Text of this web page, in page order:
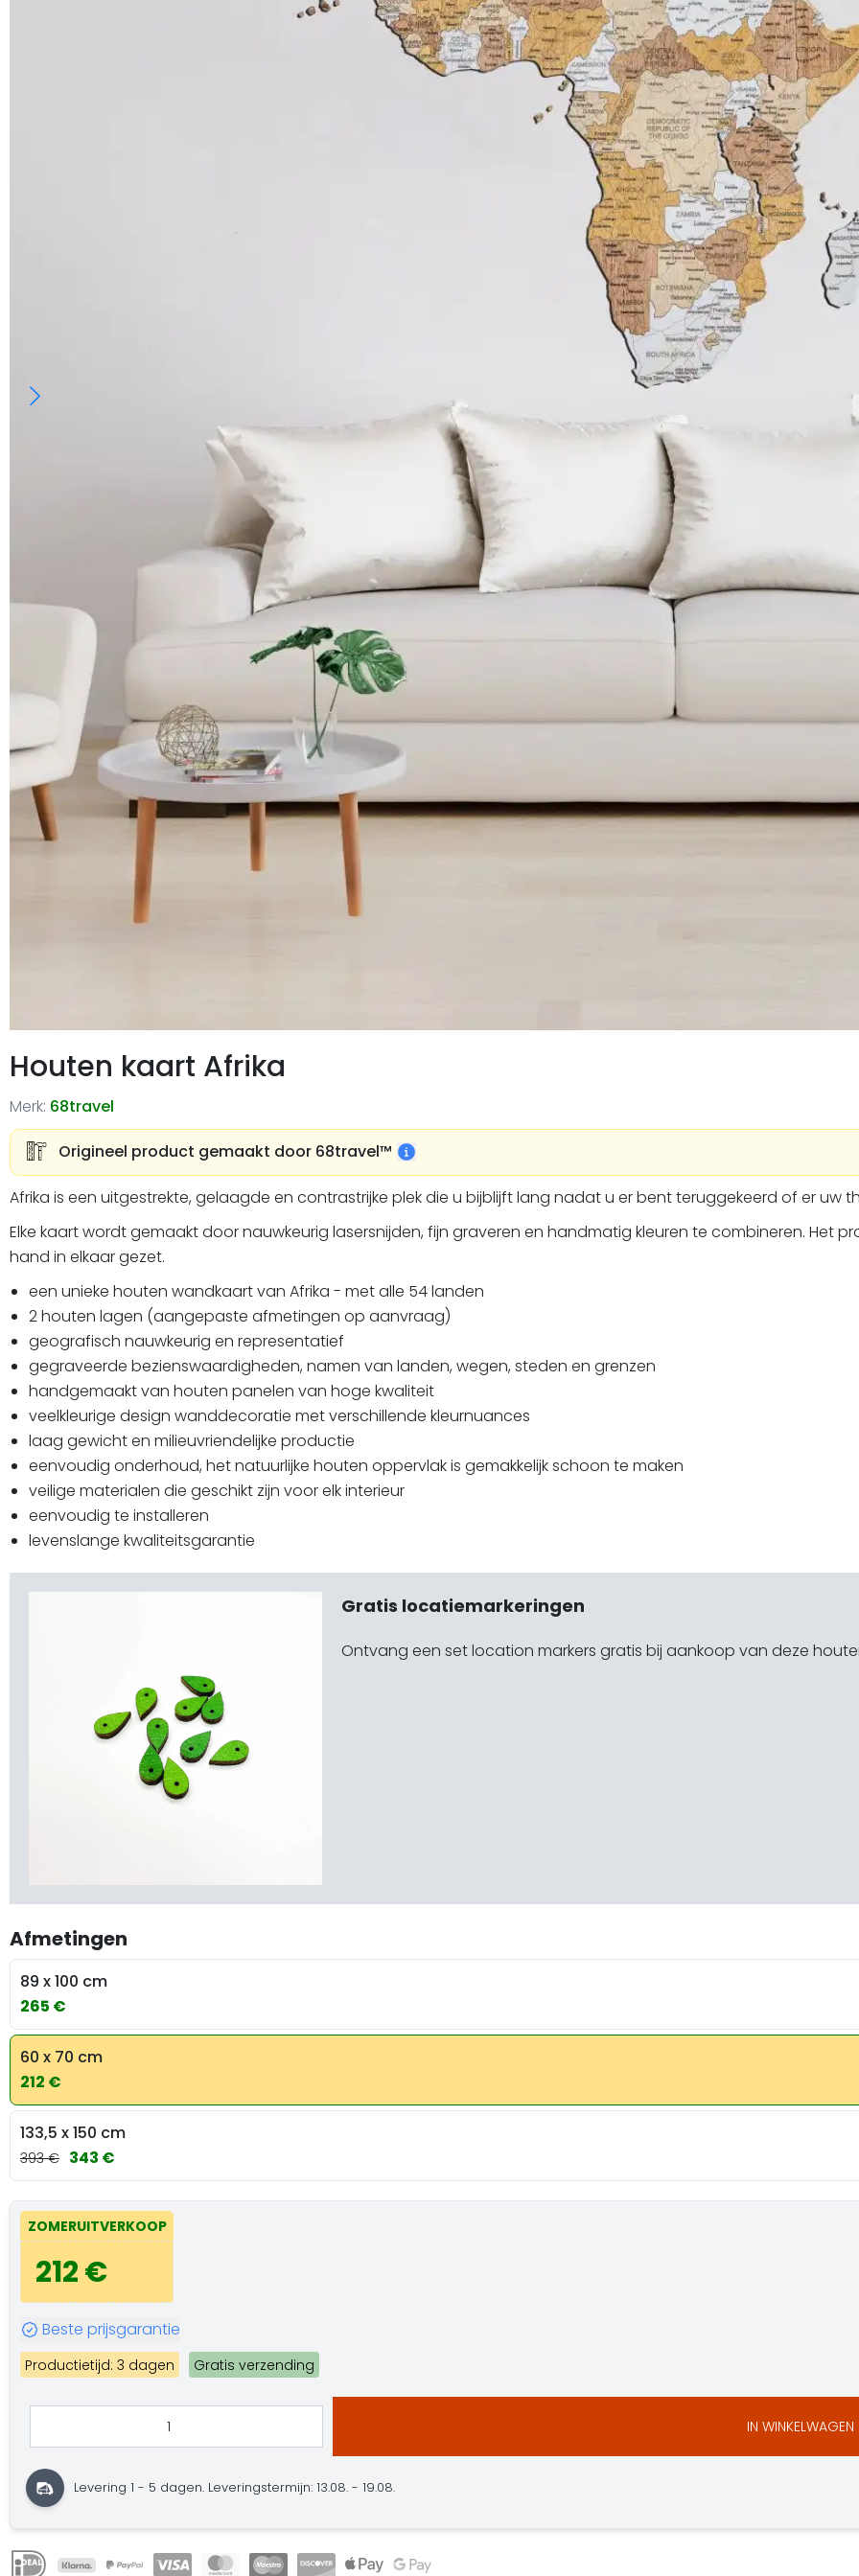
Houten kaart Afrika
Merk: 68travel
Origineel product gemaakt door 68travel™️
Afrika is een uitgestrekte, gelaagde en contrastrijke plek die u bijblijft lang nadat u er bent teruggekeerd of er uw
Elke kaart wordt gemaakt door nauwkeurig lasersnijden, fijn graveren en handmatig kleuren te combineren. Het
hand in elkaar gezet.
een unieke houten wandkaart van Afrika - met alle 54 landen
2 houten lagen (aangepaste afmetingen op aanvraag)
geografisch nauwkeurig en representatief
gegraveerde bezienswaardigheden, namen van landen, wegen, steden en grenzen
handgemaakt van houten panelen van hoge kwaliteit
veelkleurige design wanddecoratie met verschillende kleurnuances
laag gewicht en milieuvriendelijke productie
eenvoudig onderhoud, het natuurlijke houten oppervlak is gemakkelijk schoon te maken
veilige materialen die geschikt zijn voor elk interieur
eenvoudig te installeren
levenslange kwaliteitsgarantie
Gratis locatiemarkeringen
Ontvang een set location markers gratis bij aankoop van deze
Afmetingen
89 x 100 cm
265 €
60 x 70 cm
212 €
133,5 x 150 cm
393 € 343 €
ZOMERUITVERKOOP
212 €
Beste prijsgarantie
Productietijd: 3 dagen Gratis verzending
IN WINKELWAGEN
Levering 1 - 5 dagen. Leveringstermijn: 13.08. - 19.08.